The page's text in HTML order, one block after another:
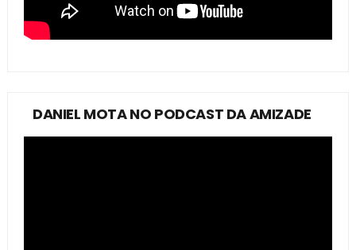
DANIEL MOTA NO PODCAST DA AMIZADE